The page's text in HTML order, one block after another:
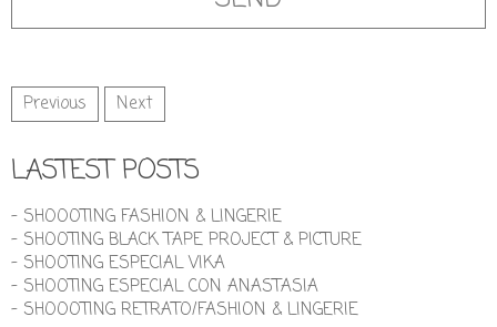
Previous Next
LASTEST POSTS
- SHOOOTING FASHION & LINGERIE
- SHOOTING BLACK TAPE PROJECT & PICTURE
- SHOOTING ESPECIAL VIKA
- SHOOTING ESPECIAL CON ANASTASIA
- SHOOOTING RETRATO/FASHION & LINGERIE